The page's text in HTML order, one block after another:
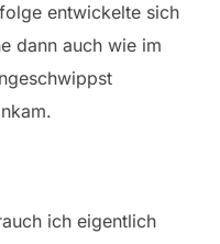
entwickelte sich
dann auch wie im
ich eigentlich